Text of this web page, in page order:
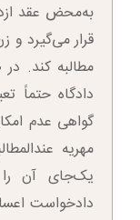
به‌محض عقد
قرار می‌گیرد و
مطالبه کند.
دادگاه حتماً
گواهی عدم
مهریه
یک‌جای آن را
دادخواست